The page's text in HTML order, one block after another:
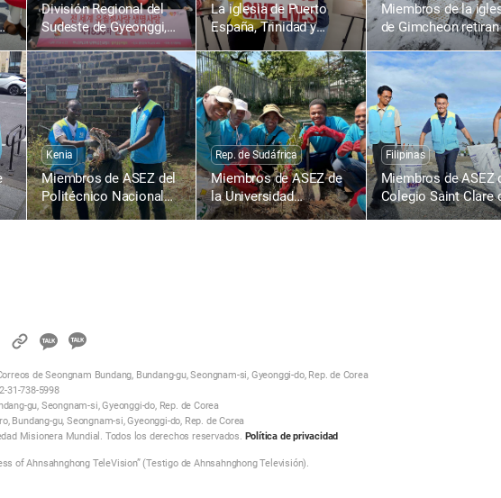
División Regional del
Sudeste de Gyeonggi,
Corea: 1836.ª Campaña
de Donación de Sangre
para la Vida con el
Amor de la Pascua en
Todo el Mundo
La iglesia de Puerto
España, Trinidad y
Tobago, realiza la
1804.ª Campaña de
Donación de Sangre
para la Vida con el
Amor de la Pascua en
Todo el Mundo
Miembros de la
de Gimcheon
nieve en la calle
Gimcheon-ro,
dong
Kenia
Miembros de ASEZ del
Politécnico Nacional
de Kisumu, Kenia,
Rep. de Sudáfrica
Miembros de ASEZ de
la Universidad
Tecnológica de
Filipinas
Miembros de ASEZ
Colegio Saint Clare
Caloocan, Filipinas,
카
오
톡
공
유
기
카
오
톡
공
하
de Seongnam Bundang, Bundang-gu, Seongnam-si, Gyeonggi-do, Rep. de Corea
31-738-5998
gu, Seongnam-si, Gyeonggi-do, Rep. de Corea
Bundang-gu, Seongnam-si, Gyeonggi-do, Rep. de Corea
Misionera Mundial. Todos los derechos reservados. Política de privacidad
of Ahnsahnghong TeleVision” (Testigo de Ahnsahnghong Televisión).